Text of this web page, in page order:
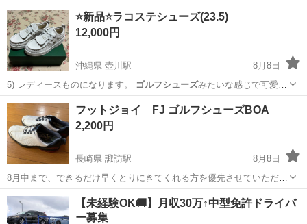
日128日★クリーンルーム内作業★マイカー通勤OK＆無料駐車場あり
★就業先食堂利用可！日払い制度あり！《茨城県常陸大宮市》 人気の
工場のお仕事 ◇コネクタ製造工...
茨城 常陸大宮市
⭐️新品⭐️ラコステシューズ(23.5)
12,000円
沖縄県 壺川駅
8月8日
5) レディースものになります。
ゴルフシューズみたいな感じで可愛い
です。
沖縄 那覇市 壺川駅 靴 ゴルフシューズ
フットジョイ FJ ゴルフシューズBOA
2,200円
長崎県 諏訪駅
8月8日
8月中まで、できるだけ早くとりにきてくれる方を優先させていただき
ます。 よろしくおねがいします。 靴のサイズは、27.5cmです。
長崎 大村市 諏訪駅 靴
【未経験OK🚚】月収30万↑中型免許ドライバ
ー募集